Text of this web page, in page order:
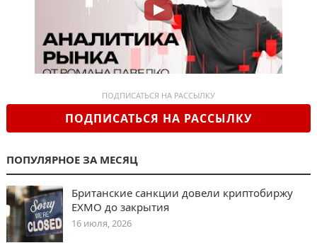
ПОДПИСАТЬСЯ НА РАССЫЛКУ
ПОДПИСАТЬСЯ НА РАССЫЛКУ
ПОПУЛЯРНОЕ ЗА МЕСЯЦ
Британские санкции довели криптобиржу
EXMO до закрытия
16 июля, 2026